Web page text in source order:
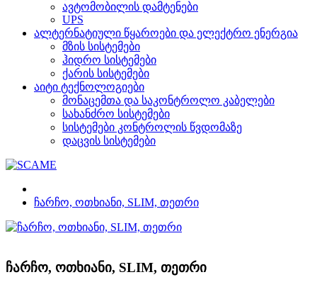
ავტომობილის დამტენები
UPS
ალტერნატიული წყაროები და ელექტრო ენერგია
მზის სისტემები
ჰიდრო სისტემები
ქარის სისტემები
აიტი ტექნოლოგიები
მონაცემთა და საკონტროლო კაბელები
სახანძრო სისტემები
სისტემები კონტროლის წვდომაზე
დაცვის სისტემები
ჩარჩო, ოთხიანი, SLIM, თეთრი
ჩარჩო, ოთხიანი, SLIM, თეთრი